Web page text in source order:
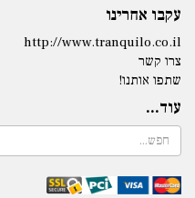
עקבו אחרינו
http://www.tranquilo.co.il
צרו קשר
שתפו אותנו!
עוד...